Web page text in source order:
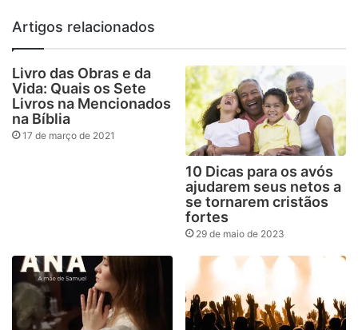
Artigos relacionados
Livro das Obras e da
Vida: Quais os Sete
Livros na Mencionados
na Bíblia
17 de março de 2021
10 Dicas para os avós
ajudarem seus netos a
se tornarem cristãos
fortes
29 de maio de 2023